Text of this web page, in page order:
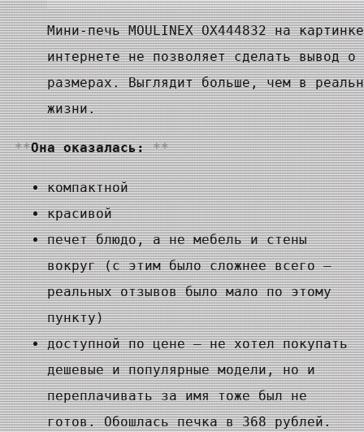
Мини-печь MOULINEX OX444832 на
интернете не позволяет сделать вывод о
размерах. Выглядит больше, чем в
жизни.
Она оказалась:
компактной
красивой
печет блюдо, а не мебель и стены
вокруг (с этим было сложнее всего —
реальных отзывов было мало по этому
пункту)
доступной по цене — не хотел покупать
дешевые и популярные модели, но и
переплачивать за имя тоже был не
готов. Обошлась печка в 368 рублей.